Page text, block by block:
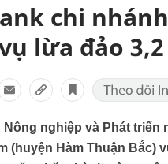
chi
lừa đảo
Nông nghiệp và Phát
(huyện Hàm Thuận